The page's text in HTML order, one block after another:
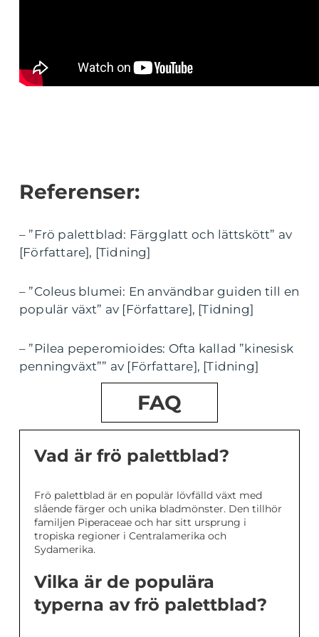
Referenser:
– ”Frö palettblad: Färgglatt och lättskött” av
[Författare], [Tidning]
– ”Coleus blumei: En användbar guiden till en
populär växt” av [Författare], [Tidning]
– ”Pilea peperomioides: Ofta kallad ”kinesisk
penningväxt”” av [Författare], [Tidning]
FAQ
Vad är frö palettblad?
Frö palettblad är en populär lövfälld växt med
slående färger och unika bladmönster. Den tillhör
familjen Piperaceae och har sitt ursprung i
tropiska regioner i Centralamerika och
Sydamerika.
Vilka är de populära
typerna av frö palettblad?